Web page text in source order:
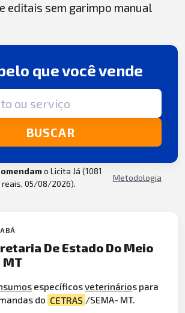
editais sem garimpo manual
que você vende
BUSCAR
o Licita Já (1081
05/08/2026).
Metodologia
De Estado Do Meio
MT
específicosveterinários para
do CETRAS /SEMA- MT.